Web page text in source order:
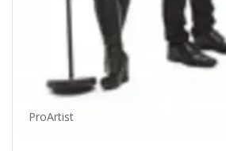
ProArtist